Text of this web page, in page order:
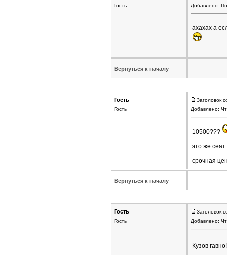
Гость
Добавлено:
ахахах а
Вернуться к началу
Гость
Гость
Заголовок
Добавлено:
10500???
это же
срочная
Вернуться к началу
Гость
Гость
Заголовок
Добавлено:
Кузов